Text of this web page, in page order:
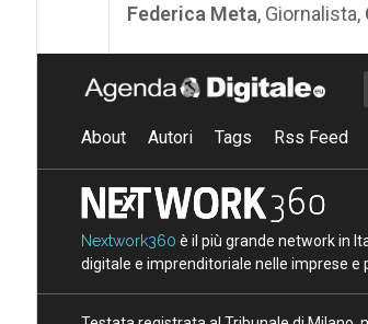
Federica Meta, Giornalista,
About Autori Tags Rss Feed
Nextwork360 è il più grande network in
digitale e imprenditoriale nelle imprese e